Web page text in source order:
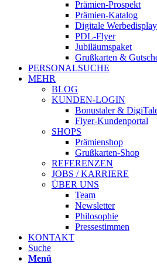
Prämien-Prospekt
Prämien-Katalog
Digitale
PDL-Flyer
Jubiläumspaket
Grußkarten &
PERSONALSUCHE
MEHR
BLOG
KUNDEN-LOGIN
Bonustaler &
Flyer-Kundenportal
SHOPS
Prämienshop
Grußkarten-Shop
REFERENZEN
JOBS / KARRIERE
ÜBER UNS
Team
Newsletter
Philosophie
Pressestimmen
KONTAKT
Suche
Menü